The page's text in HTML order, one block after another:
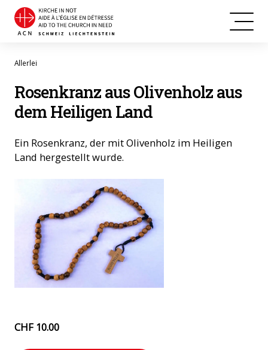
Allerlei
Rosenkranz aus Olivenholz aus
dem Heiligen Land
Ein Rosenkranz, der mit Olivenholz im Heiligen
Land hergestellt wurde.
CHF 10.00